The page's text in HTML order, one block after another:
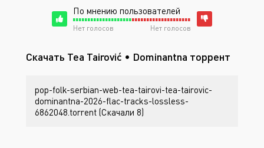
По мнению пользователей
Нет голосов Нет голосов
Скачать Tea Tairović • Dominantna торрент
pop-folk-serbian-web-tea-tairovi-tea-tairovic-
dominantna-2026-flac-tracks-lossless-
6862048.torrent (Скачали 8)